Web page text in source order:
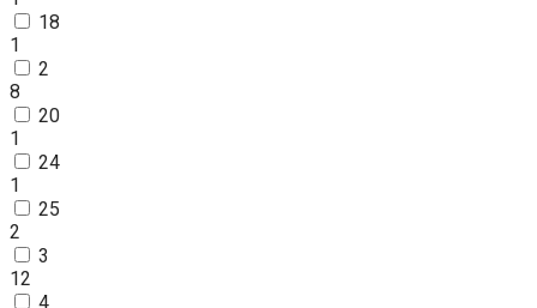
18
1
2
8
20
1
24
1
25
2
3
12
4